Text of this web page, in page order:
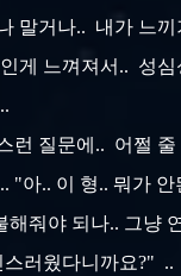
말거나.. 내가 느끼
게 느껴져서.. 성심
런 질문에.. 어쩔 줄
"아.. 이 형.. 뭐가 안
해줘야 되나.. 그냥
스러웠다니까요?" ..